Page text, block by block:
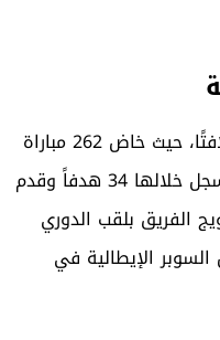
شهدت مسيرة ثيو هرنانديز تألقًا لافتًا، حيث خاض 262 مباراة
مع ميلان على مدار ستة مواسم، سجل خلالها 34 هدفاً وقدم
الفريق بلقب الدوري
2021-2022 وكأس السوبر الإيطالية في